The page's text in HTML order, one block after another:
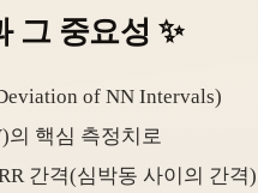
그 중요성 ✨
of NN Intervals)
의 핵심 측정치로
간격(심박동 사이의 간격)